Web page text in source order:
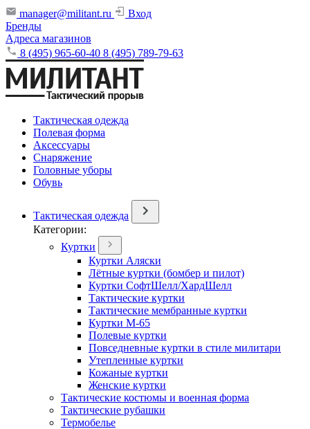
manager@militant.ru
Вход
Бренды
Адреса магазинов
8 (495) 965-60-40 8 (495) 789-79-63
Тактическая одежда
Полевая форма
Аксессуары
Снаряжение
Головные уборы
Обувь
Тактическая одежда
Категории:
Куртки
Куртки Аляски
Лётные куртки (бомбер и пилот)
Куртки СофтШелл/ХардШелл
Тактические куртки
Тактические мембранные куртки
Куртки М-65
Полевые куртки
Повседневные куртки в стиле милитари
Утепленные куртки
Кожаные куртки
Женские куртки
Тактические костюмы и военная форма
Тактические рубашки
Термобелье